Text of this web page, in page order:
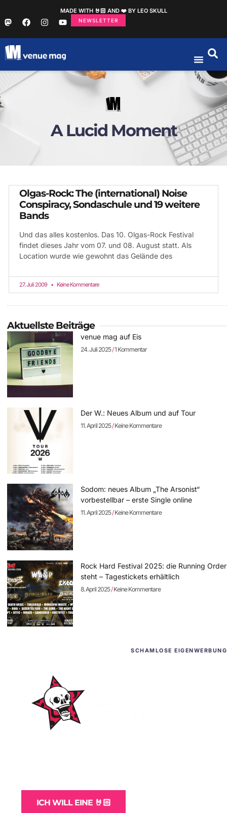
MADE WITH 🤘🏻 AND ❤️ BY LEO SKULL
NEWSLETTER
A Lucid Moment
Olgas-Rock: The (international) Noise
Conspiracy, Sondaschule und 19 weitere
Bands
Und das alles kostenlos. Das 10. Olgas-Rock Festival
findet dieses Jahr vom 07. und 08. August statt. Als
Location wurde wie gewohnt das Gelände des
27. Juli 2009 Keine Kommentare
Aktuellste Beiträge
venue mag auf Eis
24. Juli 2025 1 Kommentar
Der W.: Neues Album und auf Tour
11. April 2025 Keine Kommentare
Sodom: neues Album „The Arsonist“
vorbestellbar – erste Single online
11. April 2025 Keine Kommentare
Rock Hard Festival 2025: die Running Order
steht – Tagestickets erhältlich
8. April 2025 Keine Kommentare
SCHAMLOSE EIGENWERBUNG
ICH WILL EINE 🤘🏻